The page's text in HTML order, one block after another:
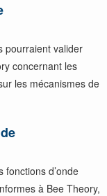
pourraient valider
concernant les
les mécanismes de
d’onde
à Bee Theory,